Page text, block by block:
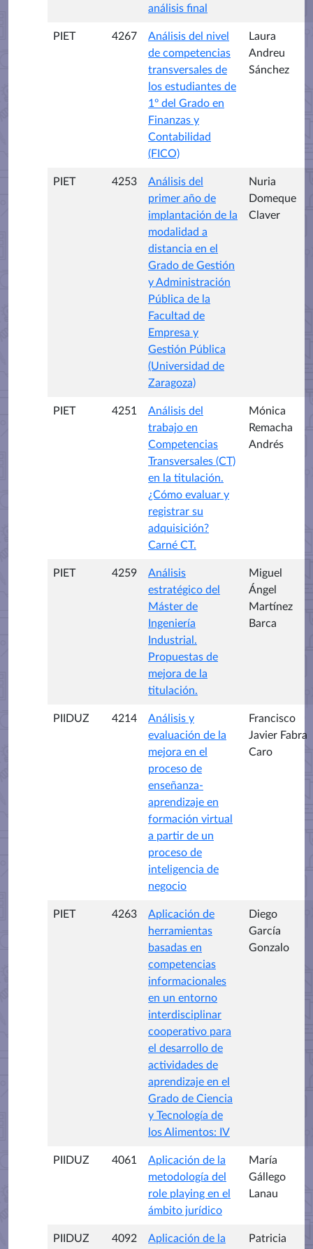
análisis final
PIET 4267
Análisis del nivel
de competencias
transversales de
los estudiantes de
1º del Grado en
Finanzas y
Contabilidad
(FICO)
Laura
Andreu
Sánchez
PIET 4253
Análisis del
primer año de
implantación de la
modalidad a
distancia en el
Grado de Gestión
y Administración
Pública de la
Facultad de
Empresa y
Gestión Pública
(Universidad de
Zaragoza)
Nuria
Domeque
Claver
PIET 4251
Análisis del
trabajo en
Competencias
Transversales (CT)
en la titulación.
¿Cómo evaluar y
registrar su
adquisición?
Carné CT.
Mónica
Remacha
Andrés
PIET 4259
Análisis
estratégico del
Máster de
Ingeniería
Industrial.
Propuestas de
mejora de la
titulación.
Miguel
Ángel
Martínez
Barca
PIIDUZ 4214
Análisis y
evaluación de la
mejora en el
proceso de
enseñanza-
aprendizaje en
formación virtual
a partir de un
proceso de
inteligencia de
negocio
Francisco
Javier Fabra
Caro
PIET 4263
Aplicación de
herramientas
basadas en
competencias
informacionales
en un entorno
interdisciplinar
cooperativo para
el desarrollo de
actividades de
aprendizaje en el
Grado de Ciencia
y Tecnología de
los Alimentos: IV
Diego
García
Gonzalo
PIIDUZ 4061
Aplicación de la
metodología del
role playing en el
ámbito jurídico
María
Gállego
Lanau
PIIDUZ 4092
Aplicación de la
Patricia